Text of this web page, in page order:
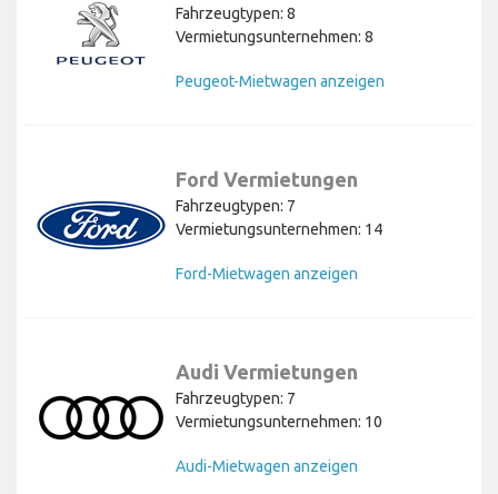
Fahrzeugtypen: 8
Vermietungsunternehmen: 8
Peugeot-Mietwagen anzeigen
Ford Vermietungen
Fahrzeugtypen: 7
Vermietungsunternehmen: 14
Ford-Mietwagen anzeigen
Audi Vermietungen
Fahrzeugtypen: 7
Vermietungsunternehmen: 10
Audi-Mietwagen anzeigen